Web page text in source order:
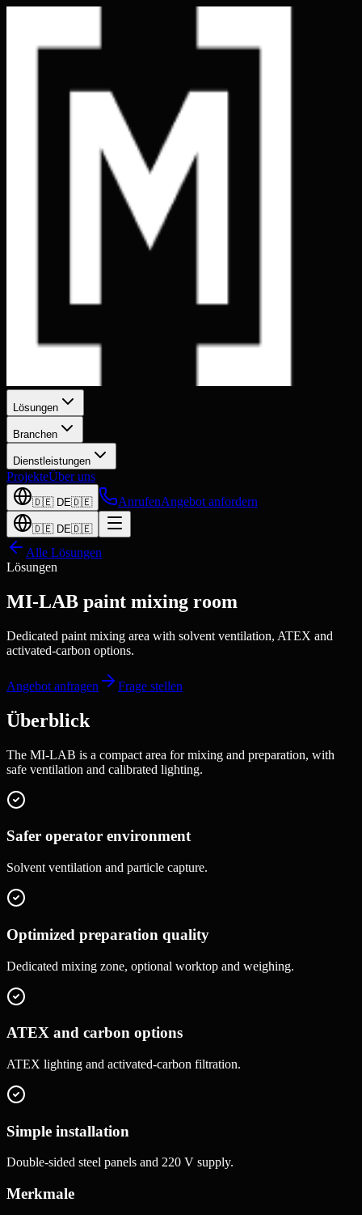
Lösungen
Branchen
Dienstleistungen
ProjekteÜber uns
🇩🇪 DE🇩🇪 AnrufenAngebot anfordern
🇩🇪 DE🇩🇪
Alle Lösungen
Lösungen
MI-LAB paint mixing room
Dedicated paint mixing area with solvent ventilation, ATEX and
activated-carbon options.
Angebot anfragen Frage stellen
Überblick
The MI-LAB is a compact area for mixing and preparation, with
safe ventilation and calibrated lighting.
Safer operator environment
Solvent ventilation and particle capture.
Optimized preparation quality
Dedicated mixing zone, optional worktop and weighing.
ATEX and carbon options
ATEX lighting and activated-carbon filtration.
Simple installation
Double-sided steel panels and 220 V supply.
Merkmale